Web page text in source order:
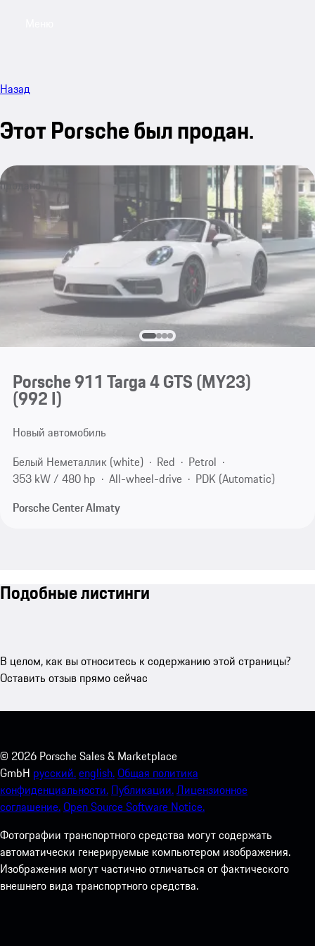
Назад
Этот Porsche был продан.
продано
Porsche 911 Targa 4 GTS (MY23)
(992 I)
Новый автомобиль
Белый Неметаллик (white)
Red
Petrol
353 kW / 480 hp
All-wheel-drive
PDK (Automatic)
Porsche Center Almaty
Подобные листинги
В целом, как вы относитесь к содержанию этой страницы?
Оставить отзыв прямо сейчас
© 2026 Porsche Sales & Marketplace
GmbH русский.english.Общая политика
конфиденциальности. Публикации.Лицензионное
соглашение.Open Source Software Notice.
Фотографии транспортного средства могут содержать
автоматически генерируемые компьютером изображения.
Изображения могут частично отличаться от фактического
внешнего вида транспортного средства.